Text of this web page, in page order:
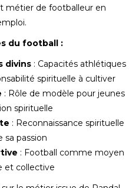
métier de footballeur en
du football :
divins : Capacités athlétiques
spirituelle à cultiver
: Rôle de modèle pour jeunes
spirituelle
: Reconnaissance spirituelle
sa passion
: Football comme moyen
et collective